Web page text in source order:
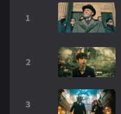
2021
2014
1
2
3